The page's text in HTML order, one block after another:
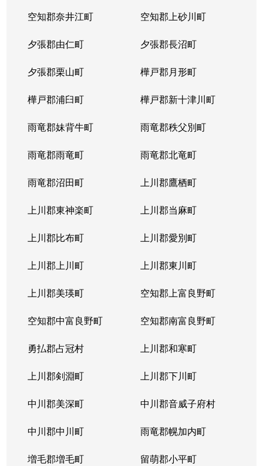
空知郡奈井江町 空知郡上砂川町
夕張郡由仁町 夕張郡長沼町
夕張郡栗山町 樺戸郡月形町
樺戸郡浦臼町 樺戸郡新十津川町
雨竜郡妹背牛町 雨竜郡秩父別町
雨竜郡雨竜町 雨竜郡北竜町
雨竜郡沼田町 上川郡鷹栖町
上川郡東神楽町 上川郡当麻町
上川郡比布町 上川郡愛別町
上川郡上川町 上川郡東川町
上川郡美瑛町 空知郡上富良野町
空知郡中富良野町 空知郡南富良野町
勇払郡占冠村 上川郡和寒町
上川郡剣淵町 上川郡下川町
中川郡美深町 中川郡音威子府村
中川郡中川町 雨竜郡幌加内町
増毛郡増毛町 留萌郡小平町